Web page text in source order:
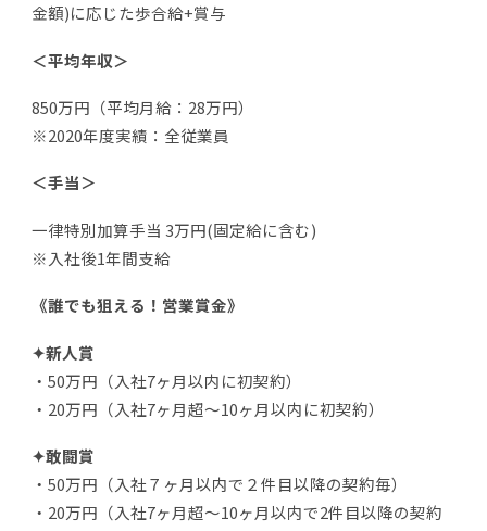
金額)に応じた歩合給+賞与
＜平均年収＞
850万円（平均月給：28万円）
※2020年度実績：全従業員
＜手当＞
一律特別加算手当 3万円(固定給に含む)
※入社後1年間支給
《誰でも狙える！営業賞金》
✦新人賞
・50万円（入社7ヶ月以内に初契約）
・20万円（入社7ヶ月超～10ヶ月以内に初契約）
✦敢闘賞
・50万円（入社７ヶ月以内で２件目以降の契約毎）
・20万円（入社7ヶ月超～10ヶ月以内で2件目以降の契約